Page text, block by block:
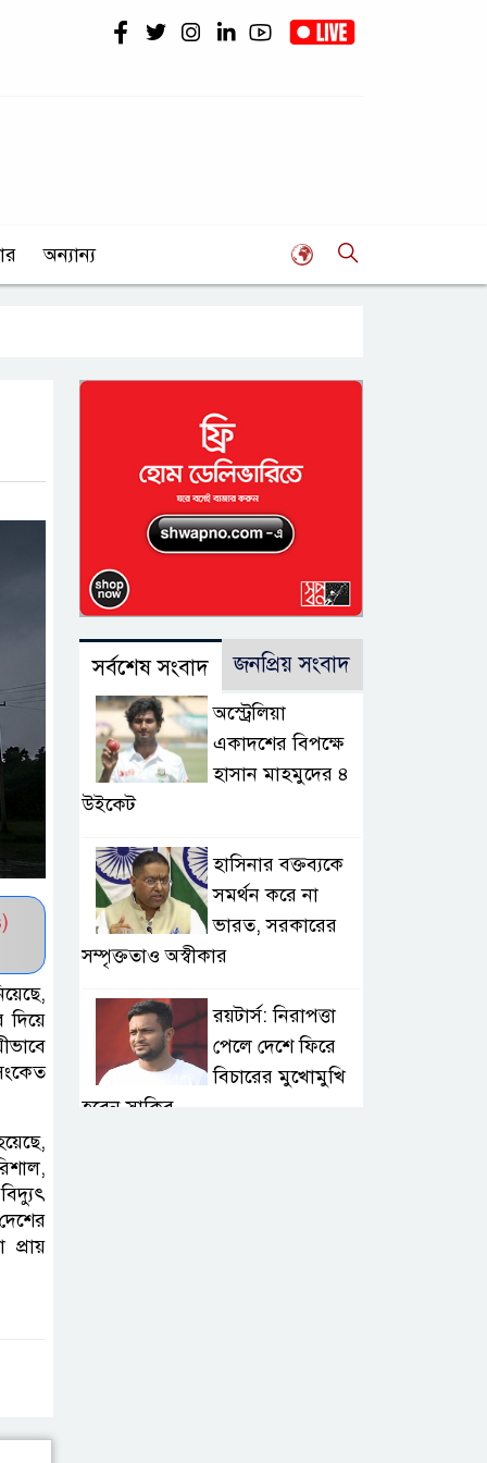
অন্যান্য
দিয়ে
প্রায়
সর্বশেষ সংবাদ জনপ্রিয় সংবাদ
অস্ট্রেলিয়া
একাদশের বিপক্ষে
হাসান মাহমুদের ৪
উইকেট
হাসিনার বক্তব্যকে
সমর্থন করে না
ভারত, সরকারের
সম্পৃক্ততাও অস্বীকার
রয়টার্স: নিরাপত্তা
পেলে দেশে ফিরে
বিচারের মুখোমুখি
হবেন সাকিব